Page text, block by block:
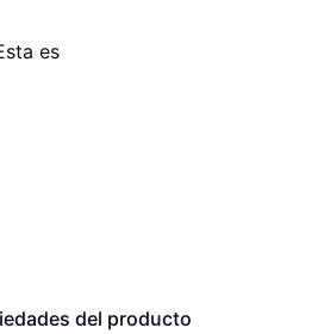
es
del producto